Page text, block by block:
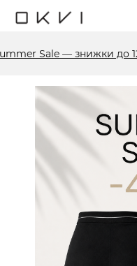
Sale — знижки до 12.08